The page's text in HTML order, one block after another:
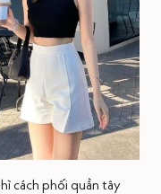
cách phối quần tây